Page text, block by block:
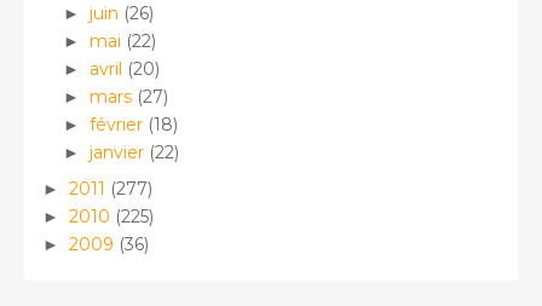
► juin (26)
► mai (22)
► avril (20)
► mars (27)
► février (18)
► janvier (22)
► 2011 (277)
► 2010 (225)
► 2009 (36)